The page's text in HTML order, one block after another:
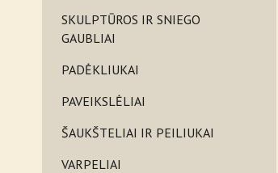
SKULPTŪROS IR SNIEGO
GAUBLIAI
PADĖKLIUKAI
PAVEIKSLĖLIAI
ŠAUKŠTELIAI IR PEILIUKAI
VARPELIAI